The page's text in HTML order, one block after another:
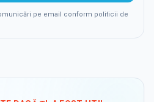
pe email conform politicii de